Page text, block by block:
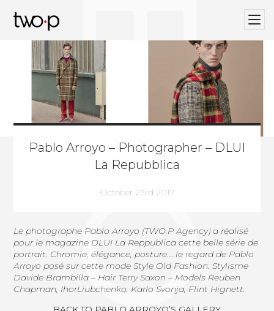
Pablo Arroyo – Photographer – DLUI
La Repubblica
October 23rd 2017
Le photographe Pablo Arroyo (TWO.P Agency) a réalisé
pour le magazine DLUI La Reppublica cette belle série de
portrait. Chromie, élégance, posture…..le regard de Pablo
Arroyo posé sur cette mode Style Old Fashion. Stylisme
Davide Brambilla – Hair Terry Saxon – Models Reuben
Chapman, IhorLiubchenko, Karlo Svonja, Flint Hignett.